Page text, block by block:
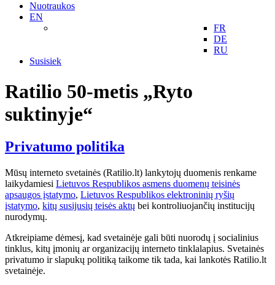
Nuotraukos
EN
FR
DE
RU
Susisiek
Ratilio 50-metis „Ryto
suktinyje“
Privatumo politika
Mūsų interneto svetainės (Ratilio.lt) lankytojų duomenis renkame
laikydamiesi Lietuvos Respublikos asmens duomenų teisinės
apsaugos įstatymo, Lietuvos Respublikos elektroninių ryšių
įstatymo, kitų susijusių teisės aktų bei kontroliuojančių institucijų
nurodymų.
Atkreipiame dėmesį, kad svetainėje gali būti nuorodų į socialinius
tinklus, kitų įmonių ar organizacijų interneto tinklalapius. Svetainės
privatumo ir slapukų politiką taikome tik tada, kai lankotės Ratilio.lt
svetainėje.